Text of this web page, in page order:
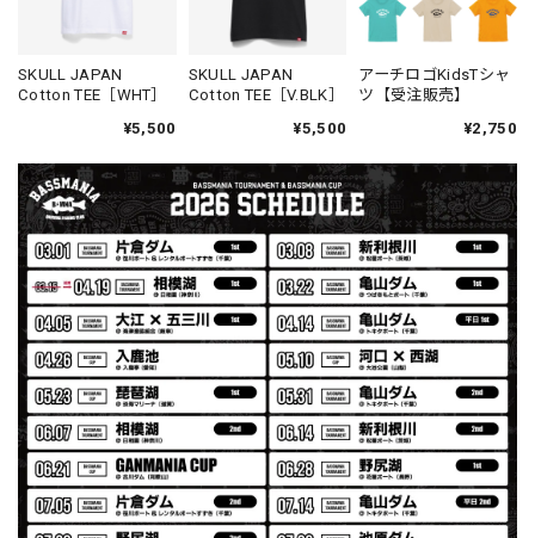
2026/07/30
発送も早く着心地最高！！！！ セットアップで短パンも買
えば良かった！！
Logo Sweat Zip Parka [ASH GRY]
アッシュグレー XXL
2026/07/30
夏の早朝 少し肌寒い時一枚羽織りたい時ちょうど良い。
秋 冬 春 中でも外でも、ちょっと良い。厚めの生地がし
っかりしていて、タウンユースでも、気分良く歩けます。
Electric Motor Wire Code Jacket
2026/07/30
ネオプレーンの生地のしなやかな品で、何にでも使えるバス
マニアファンには、欠かせないアイテムですよ。ワイヤージ
SKULL JAPAN
Cotton TEE［WHT］
¥5,500
SKULL JAPAN
Cotton TEE［V.BLK］
¥5,500
アーチロゴKidsTシャ
ツ【受注販売】
¥2,750